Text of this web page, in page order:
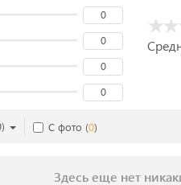
0
0
0
0
) С фото (0)
Здесь еще нет